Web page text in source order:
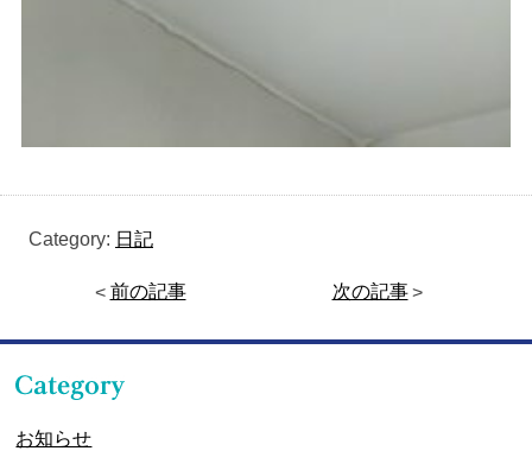
Category: 日記
< 前の記事 次の記事 >
お知らせ